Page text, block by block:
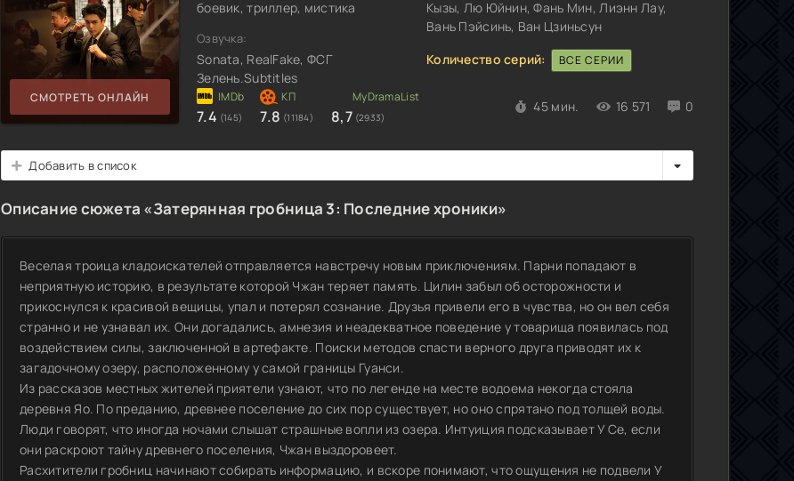
СМОТРЕТЬ ОНЛАЙН
боевик, триллер, мистика
Озвучка:
Sonata, RealFake, ФСГ
Зелень.Subtitles
7.4 (145) 7.8 (11184) 8,7 (2933)
45 мин. 16 571 0
Кызы, Лю Юйнин, Фань Мин, Лиэнн Лау,
Вань Пэйсинь, Ван Цзиньсун
Количество серий:
ВСЕ СЕРИИ
Добавить в список
Описание сюжета «Затерянная гробница 3: Последние хроники»
Веселая троица кладоискателей отправляется навстречу новым приключениям. Парни попадают в
неприятную историю, в результате которой Чжан теряет память. Цилин забыл об осторожности и
прикоснулся к красивой вещицы, упал и потерял сознание. Друзья привели его в чувства, но он вел себя
странно и не узнавал их. Они догадались, амнезия и неадекватное поведение у товарища появилась под
воздействием силы, заключенной в артефакте. Поиски методов спасти верного друга приводят их к
загадочному озеру, расположенному у самой границы Гуанси.
Из рассказов местных жителей приятели узнают, что по легенде на месте водоема некогда стояла
деревня Яо. По преданию, древнее поселение до сих пор существует, но оно спрятано под толщей воды.
Люди говорят, что иногда ночами слышат страшные вопли из озера. Интуиция подсказывает У Се, если
они раскроют тайну древнего поселения, Чжан выздоровеет.
Расхитители гробниц начинают собирать информацию, и вскоре понимают, что ощущения не подвели У